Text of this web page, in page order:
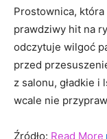
Prostownica, która
prawdziwy hit na
odczytuje wilgoć
przed
z salonu, gładkie i
wcale nie
Źródło: Read More